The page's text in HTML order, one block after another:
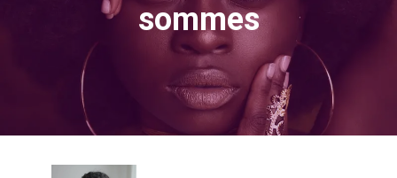
sommes